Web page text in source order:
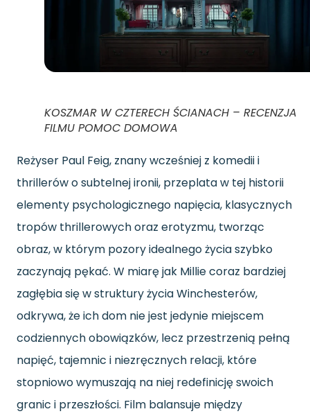
KOSZMAR W CZTERECH ŚCIANACH – RECENZJA
FILMU POMOC DOMOWA
Reżyser Paul Feig, znany wcześniej z komedii i
thrillerów o subtelnej ironii, przeplata w tej historii
elementy psychologicznego napięcia, klasycznych
tropów thrillerowych oraz erotyzmu, tworząc
obraz, w którym pozory idealnego życia szybko
zaczynają pękać. W miarę jak Millie coraz bardziej
zagłębia się w struktury życia Winchesterów,
odkrywa, że ich dom nie jest jedynie miejscem
codziennych obowiązków, lecz przestrzenią pełną
napięć, tajemnic i niezręcznych relacji, które
stopniowo wymuszają na niej redefinicję swoich
granic i przeszłości. Film balansuje między